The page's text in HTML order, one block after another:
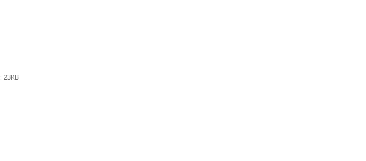
: 23KB